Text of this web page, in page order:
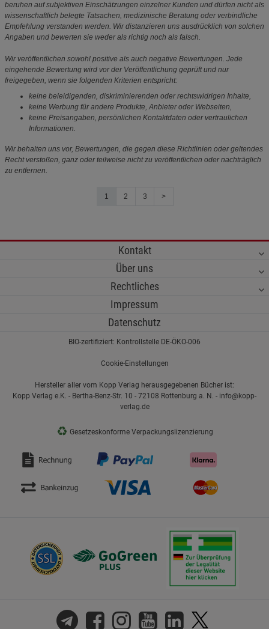
beruhen auf subjektiven Einschätzungen einzelner Kunden und dürfen nicht als
wissenschaftlich belegte Tatsachen, medizinische Beratung oder verbindliche
Empfehlung verstanden werden. Wir distanzieren uns ausdrücklich von solchen
Angaben und bewerten sie weder als richtig noch als falsch.
Wir veröffentlichen sowohl positive als auch negative Bewertungen. Jede
eingehende Bewertung wird vor der Veröffentlichung geprüft und nur
freigegeben, wenn sie folgenden Kriterien entspricht:
keine beleidigenden, diskriminierenden oder rechtswidrigen Inhalte,
keine Werbung für andere Produkte, Anbieter oder Webseiten,
keine Preisangaben, persönlichen Kontaktdaten oder vertraulichen
Informationen.
Wir behalten uns vor, Bewertungen, die gegen diese Richtlinien oder geltendes
Recht verstoßen, ganz oder teilweise nicht zu veröffentlichen oder nachträglich
zu entfernen.
1 2 3 >
Kontakt
Über uns
Rechtliches
Impressum
Datenschutz
BIO-zertifiziert: Kontrollstelle DE-ÖKO-006
Cookie-Einstellungen
Hersteller aller vom Kopp Verlag herausgegebenen Bücher ist:
Kopp Verlag e.K. - Bertha-Benz-Str. 10 - 72108 Rottenburg a. N. - info@kopp-
verlag.de
♻ Gesetzeskonforme Verpackungslizenzierung